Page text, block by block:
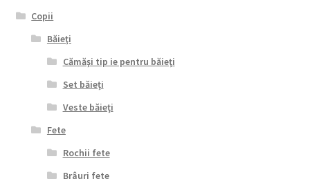
Copii
Băieţi
Cămăşi tip ie pentru băieţi
Set băieţi
Veste băieţi
Fete
Rochii fete
Brâuri fete